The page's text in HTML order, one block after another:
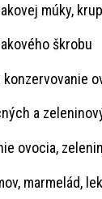
múky,
škrobu
konzervovanie
a
ovocia,
marmelád,